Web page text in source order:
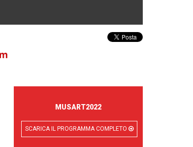
MUSART2022
SCARICA IL PROGRAMMA COMPLETO